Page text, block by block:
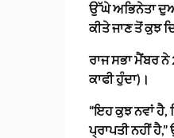
ਉੱਘੇ ਅਭਿਨੇਤਾ
ਕੀਤੇ ਜਾਣ ਤੋਂ ਕੁਝ
ਰਾਜ ਸਭਾ ਮੈਂਬਰ ਨੇ
ਕਾਫੀ ਹੁੰਦਾ)।
“ਇਹ ਕੁਝ ਨਵਾਂ ਹੈ,
ਪ੍ਰਾਪਤੀ ਨਹੀਂ